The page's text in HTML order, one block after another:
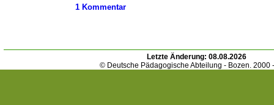
1 Kommentar
Letzte Änderung: 08.08.2026
© Deutsche Pädagogische Abteilung - Bozen. 2000